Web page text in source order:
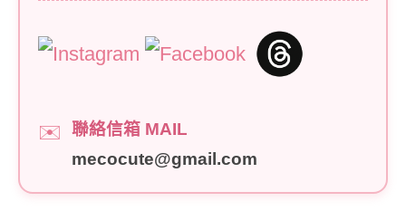
✉️
聯絡信箱 MAIL
mecocute@gmail.com